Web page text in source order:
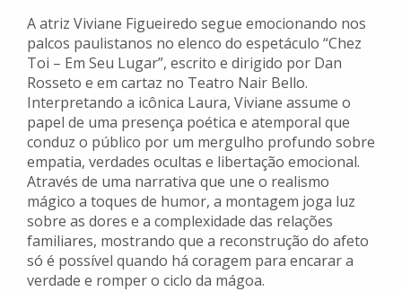
A atriz Viviane Figueiredo segue emocionando nos
palcos paulistanos no elenco do espetáculo “Chez
Toi – Em Seu Lugar”, escrito e dirigido por Dan
Rosseto e em cartaz no Teatro Nair Bello.
Interpretando a icônica Laura, Viviane assume o
papel de uma presença poética e atemporal que
conduz o público por um mergulho profundo sobre
empatia, verdades ocultas e libertação emocional.
Através de uma narrativa que une o realismo
mágico a toques de humor, a montagem joga luz
sobre as dores e a complexidade das relações
familiares, mostrando que a reconstrução do afeto
só é possível quando há coragem para encarar a
verdade e romper o ciclo da mágoa.